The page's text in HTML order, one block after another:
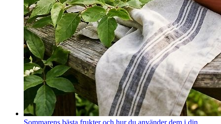
Sommarens bästa frukter och hur du använder dem i din